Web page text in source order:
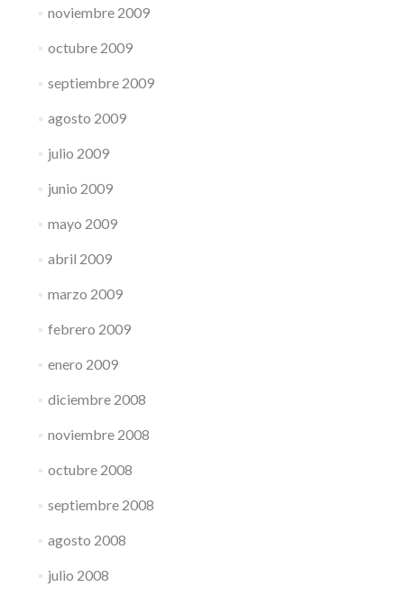
noviembre 2009
octubre 2009
septiembre 2009
agosto 2009
julio 2009
junio 2009
mayo 2009
abril 2009
marzo 2009
febrero 2009
enero 2009
diciembre 2008
noviembre 2008
octubre 2008
septiembre 2008
agosto 2008
julio 2008